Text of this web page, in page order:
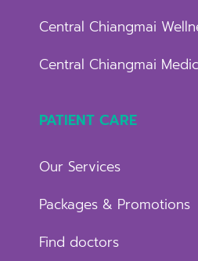
Central Chiangmai
Central Chiangmai
PATIENT CARE
Our Services
Packages & Promotions
Find doctors